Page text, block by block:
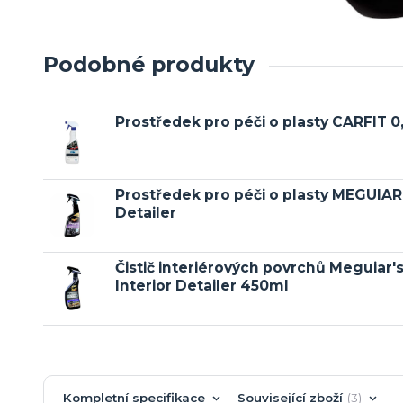
Podobné produkty
Prostředek pro péči o plasty CARFIT
Prostředek pro péči o plasty
Detailer
Čistič interiérových povrchů
Interior Detailer 450ml
Kompletní specifikace Související zboží 3